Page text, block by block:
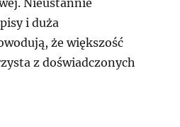
i duża
że większość
z doświadczonych